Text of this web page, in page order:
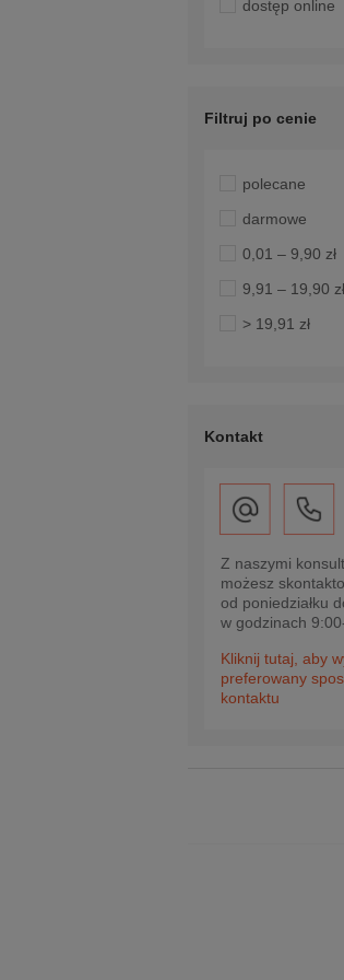
dostęp online
Filtruj po cenie
polecane
darmowe
0,01 – 9,90 zł
9,91 – 19,90 zł
> 19,91 zł
Kontakt
Z naszymi
możesz
od poniedziałku
w godzinach
Kliknij tutaj, aby
preferowany
kontaktu